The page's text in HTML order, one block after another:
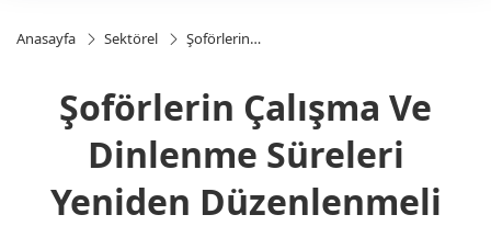
Anasayfa Sektörel
Şoförlerin
Süreleri
Yeniden
Şoförlerin Çalışma Ve
Dinlenme Süreleri
Yeniden Düzenlenmeli